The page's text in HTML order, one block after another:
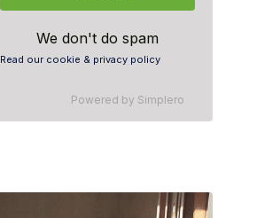
We don't do spam
Read our cookie & privacy policy
Powered by Simplero